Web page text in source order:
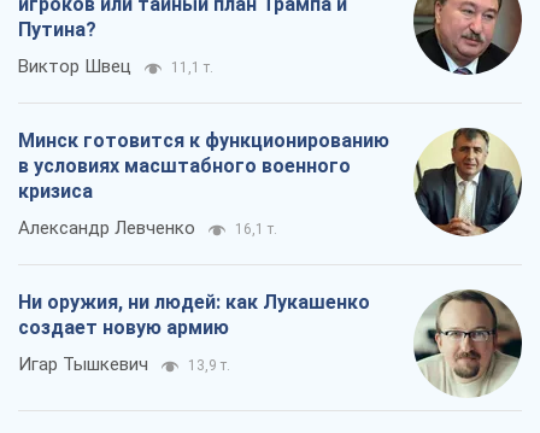
Путина?
Виктор Швец 11,1 т.
Минск готовится к функционированию
в условиях масштабного военного
кризиса
Александр Левченко 16,1 т.
Ни оружия, ни людей: как Лукашенко
создает новую армию
Игар Тышкевич 13,9 т.